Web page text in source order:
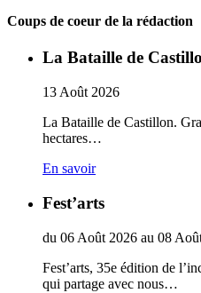
Coups de coeur de la rédaction
La Bataille de
13 Août 2026
La Bataille de Castillon.
hectares…
En savoir
Fest’arts
du 06 Août 2026 au 08
Fest’arts, 35e édition de
qui partage avec nous…